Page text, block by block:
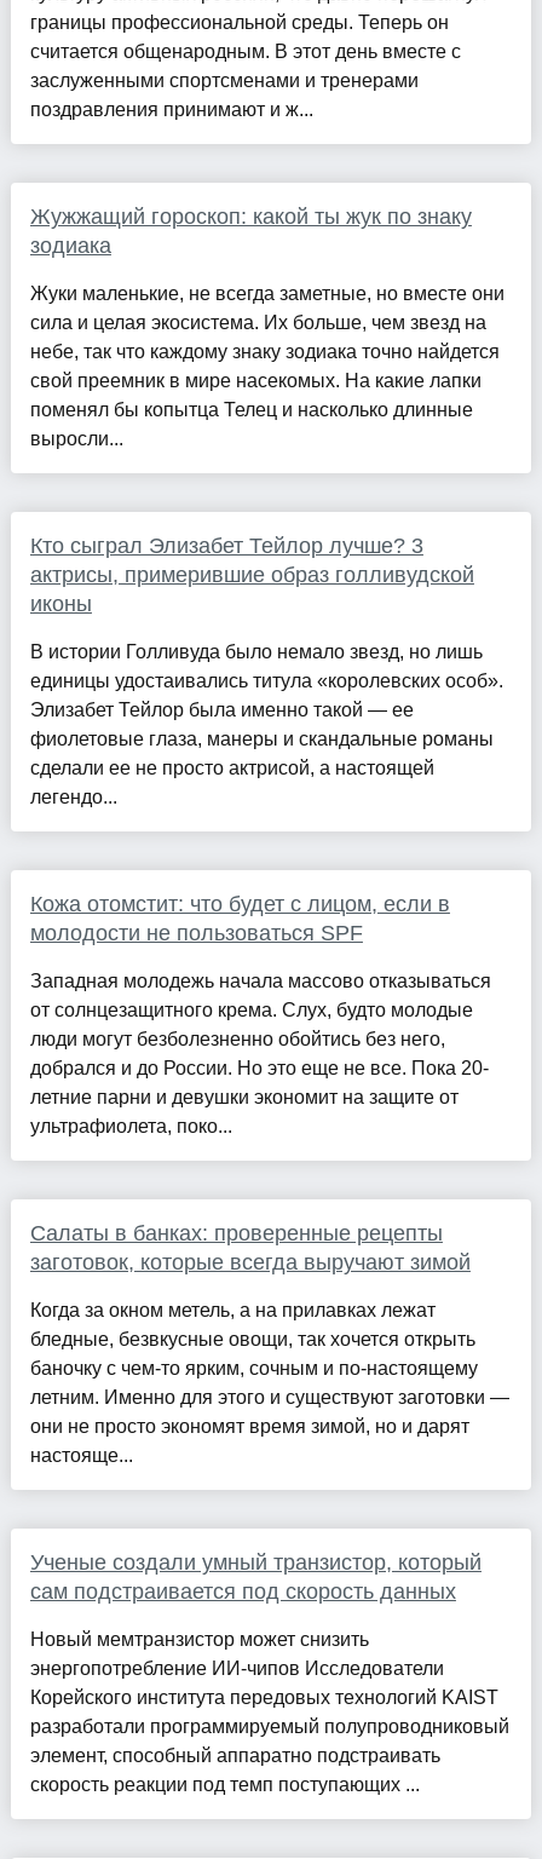
границы профессиональной среды. Теперь он
считается общенародным. В этот день вместе с
заслуженными спортсменами и тренерами
поздравления принимают и ж...
Жужжащий гороскоп: какой ты жук по знаку
зодиака
Жуки маленькие, не всегда заметные, но вместе они
сила и целая экосистема. Их больше, чем звезд на
небе, так что каждому знаку зодиака точно найдется
свой преемник в мире насекомых. На какие лапки
поменял бы копытца Телец и насколько длинные
выросли...
Кто сыграл Элизабет Тейлор лучше? 3
актрисы, примерившие образ голливудской
иконы
В истории Голливуда было немало звезд, но лишь
единицы удостаивались титула «королевских особ».
Элизабет Тейлор была именно такой — ее
фиолетовые глаза, манеры и скандальные романы
сделали ее не просто актрисой, а настоящей
легендо...
Кожа отомстит: что будет с лицом, если в
молодости не пользоваться SPF
Западная молодежь начала массово отказываться
от солнцезащитного крема. Слух, будто молодые
люди могут безболезненно обойтись без него,
добрался и до России. Но это еще не все. Пока 20-
летние парни и девушки экономит на защите от
ультрафиолета, поко...
Салаты в банках: проверенные рецепты
заготовок, которые всегда выручают зимой
Когда за окном метель, а на прилавках лежат
бледные, безвкусные овощи, так хочется открыть
баночку с чем-то ярким, сочным и по-настоящему
летним. Именно для этого и существуют заготовки —
они не просто экономят время зимой, но и дарят
настояще...
Ученые создали умный транзистор, который
сам подстраивается под скорость данных
Новый мемтранзистор может снизить
энергопотребление ИИ-чипов Исследователи
Корейского института передовых технологий KAIST
разработали программируемый полупроводниковый
элемент, способный аппаратно подстраивать
скорость реакции под темп поступающих ...